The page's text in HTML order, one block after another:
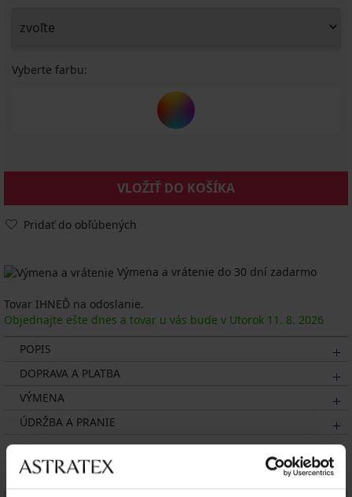
Vyberte farbu:
VLOŽIŤ DO KOŠÍKA
Pridať do obľúbených
Výmena a vrátenie do 30 dní zadarmo
Tovar IHNEĎ na odoslanie.
Objednajte ešte dnes a tovar u vás bude v Utorok 11. 8. 2026
POPIS
DOPRAVA A PLATBA
VÝMENA
ÚDRŽBA A PRANIE
Mohlo by sa vám páčiť